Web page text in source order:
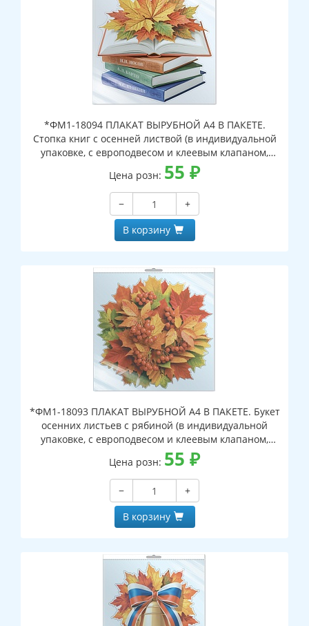
*ФМ1-18094 ПЛАКАТ ВЫРУБНОЙ А4 В ПАКЕТЕ.
Стопка книг с осенней листвой (в индивидуальной
упаковке, с европодвесом и клеевым клапаном,
двухсторонний, ВД-лак)
Цена розн: 55 ₽
−
+
В корзину
*ФМ1-18093 ПЛАКАТ ВЫРУБНОЙ А4 В ПАКЕТЕ. Букет
осенних листьев с рябиной (в индивидуальной
упаковке, с европодвесом и клеевым клапаном,
двухсторонний, ВД-лак)
Цена розн: 55 ₽
−
+
В корзину